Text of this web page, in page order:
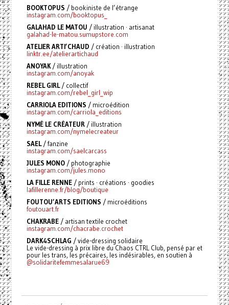
BOOKTOPUS / bookiniste de l’étrange
instagram.com/booktopus_
GALAHAD LE MATOU / illustration · artisanat
galahad-le-matou.sumupstore.com
ATELIER ARTI’CHAUD / création · illustration
linktr.ee/atelierartichaud
ANOYAK/ illustration
instagram.com/anoyak
REBEL GIRL/ collectif
instagram.com/rebel_girl_wip
CARRIOLA EDITIONS / microédition
instagram.com/carriola_editions
NYMÉ LE CRÉATEUR/ illustration
instagram.com/nymelecreateur
SAEL/ fanzine
instagram.com/saelcarcass
JULES MONO/ photographie
instagram.com/jules.mono
LA FILLE RENNE/ prints · créations · goodies
lafillerenne.fr/blog/boutique
FOUTOU’ARTS EDITIONS / microéditions
foutouart.fr
CHAKRABE/ artisan textile crochet
instagram.com/chacrabe.crochet
DARK4SCHLAG / vide-dressing solidaire
Le vide-dressing à prix libre du Chaos CTRL Club, pensé par et
pour les trans, les précaires, les indésirables, en soutien à
@solidaritefemmesalarue69